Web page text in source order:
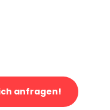
anfragen!